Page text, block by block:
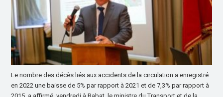
Le nombre des décès liés aux accidents de la circulation a enregistré
en 2022 une baisse de 5% par rapport à 2021 et de 7,3% par rapport à